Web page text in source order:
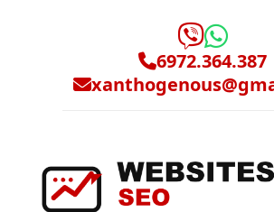
6972.364.387